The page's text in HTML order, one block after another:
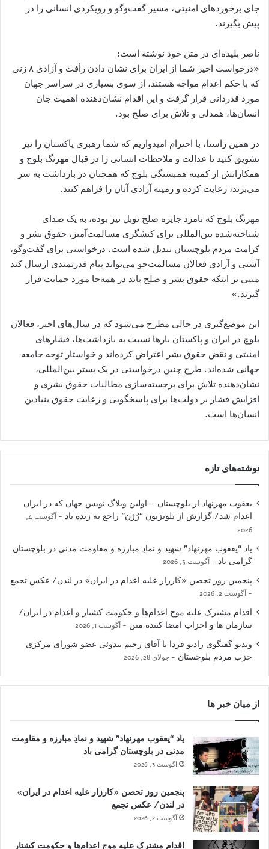
جای برخوردهای امنیتی، مسیر گفت‌وگو و رویکردی انسانی را در
پیش بگیرند.
ناصر بلیده‌ای در متن خود نوشته است:
«درخواست اخیر شما از ایران برای نشان دادن رأفت و آزادی ۸ زنی
که با حکم اعدام مواجه هستند، از سوی بسیاری در سراسر جهان
مورد قدردانی قرار گرفت و این اقدام نشان‌دهنده اهمیت جان
انسان‌ها، همدلی و تلاش برای صلح بود.
در همین راستا، با احترام امیدواریم که شما رهبری پاکستان را نیز
تشویق کنید تا عدالت و ملاحظات انسانی را در قبال مهرنگ بلوچ و
همکارانش از کمیته همبستگی بلوچ که همچنان در بازداشت به سر
می‌برند، رعایت کرده و زمینه آزادی آنان را فراهم کنند.
مهرنگ بلوچ که نامزد جایزه صلح نوبل نیز بوده، به یک صدای
شناخته‌شده بین‌المللی برای کنشگری مسالمت‌آمیز، حقوق بشر و
کرامت مردم بلوچستان تبدیل شده است. درخواستی برای گفت‌وگو،
آشتی و آزادی فعالان مسالمت‌جو می‌تواند پیام قدرتمندی ارسال کند
مبنی بر اینکه حقوق بشر و صلح باید در همه‌جا مورد حمایت قرار
گیرند.»
این موضع‌گیری در حالی مطرح می‌شود که در سال‌های اخیر، فعالان
بلوچ در ایران و پاکستان بارها نسبت به بازداشت‌ها، فشارهای
امنیتی و نقض حقوق بشر اعتراض کرده‌اند و خواستار توجه جامعه
جهانی شده‌اند. طرح چنین درخواستی در یک بستر بین‌المللی،
نشان‌دهنده تلاش برای برجسته‌سازی مطالبات حقوق بشری و
افزایش فشار بر دولت‌ها برای پاسخگویی و رعایت حقوق بنیادین
انسان‌ها است.
نوشته‌های تازه
یعقوب مهرنهاد از بلوچستان – اولین وبلاگ نویس جهان که در ایران
اعدام شد/ گزارش از تلویزیون “رُژن” راجع به زنده یاد
آگوست 4,
2026
یاد “یعقوب مهرنهاد” شهید و نمادِ مبارزه و مقاومت مدنی در بلوچستان
گرامی باد
آگوست 3, 2026
پنجمین روز تحصن «کارزار علیه اعدام در ایران» در لندن/ عکس تجمع
آگوست 2, 2026
اقدام مشترک علیه موج اعدام‌ها و حکومت کشتار و اعدام در ایران/
سازمان ها و احزاب امضا کننده متن
آگوست 1, 2026
ویدیو گفتگوی رادیو فردا با آقای رحیم بندوئی عضو شورای مرکزی
حزب مردم بلوچستان
جولای 28, 2026
از میان خبر ها
یاد “یعقوب مهرنهاد” شهید و نمادِ مبارزه و مقاومت
مدنی در بلوچستان گرامی باد
آگوست 3, 2026
پنجمین روز تحصن «کارزار علیه اعدام در ایران»
در لندن/ عکس تجمع
آگوست 2, 2026
اقدام مشترک علیه موج اعدام‌ها و حکومت کشتار